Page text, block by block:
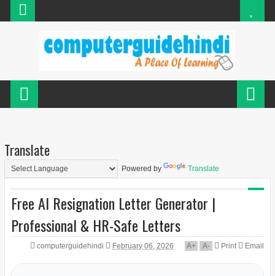
Translate
Powered by Translate
Free AI Resignation Letter Generator |
Professional & HR-Safe Letters
computerguidehindi February 06, 2026 A+ A- Print Email